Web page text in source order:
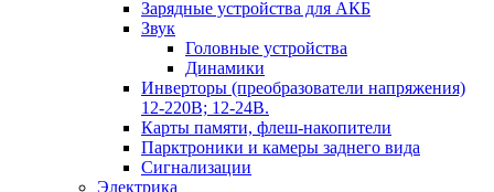
Зарядные устройства для АКБ
Звук
Головные устройства
Динамики
Инверторы (преобразователи напряжения)
12-220В; 12-24В.
Карты памяти, флеш-накопители
Парктроники и камеры заднего вида
Сигнализации
Электрика